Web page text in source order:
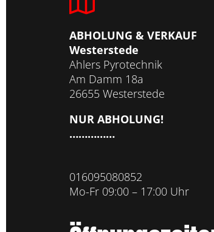
ABHOLUNG & VERKAUF
Westerstede
Ahlers Pyrotechnik
Am Damm 18a
26655 Westerstede
NUR ABHOLUNG!
……………
016095080852
Mo-Fr 09:00 – 17:00 Uhr